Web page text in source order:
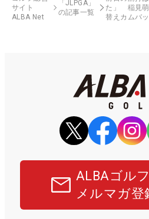
サイト
ALBA Net
「JLPGA」
の記事一覧
た」 稲見萌
替えカムバ
ALBAゴル
メルマガ登